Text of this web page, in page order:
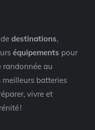
destinations,
équipements pour
randonnée au
batteries
vivre et
!